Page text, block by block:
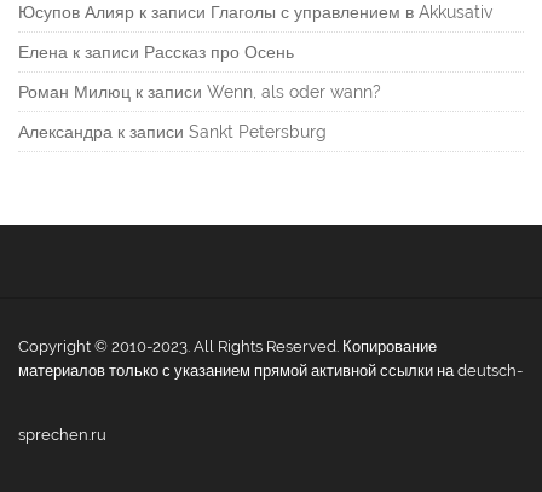
Юсупов Алияр к записи Глаголы с управлением в Akkusativ
Елена к записи Рассказ про Осень
Роман Милюц к записи Wenn, als oder wann?
Александра к записи Sankt Petersburg
Copyright © 2010-2023. All Rights Reserved. Копирование
материалов только с указанием прямой активной ссылки на deutsch-
sprechen.ru